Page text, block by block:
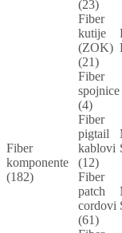
Fiber
komponente
(182)
(23)
Fiber
kutije
(ZOK)
(21)
Fiber
spojnice
(4)
Fiber
pigtail
kablovi
(12)
Fiber
patch
cordovi
(61)